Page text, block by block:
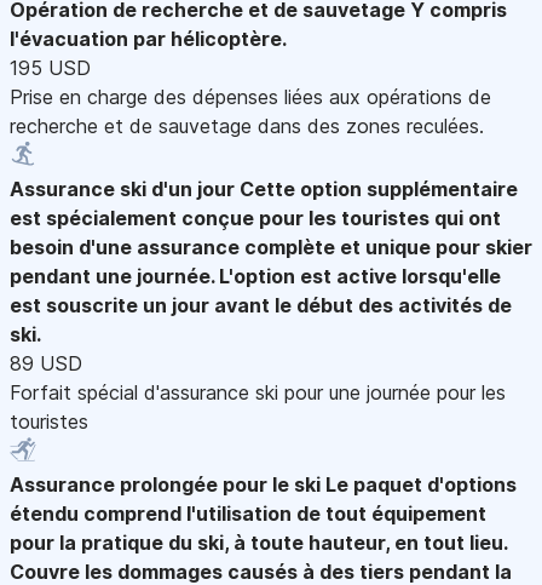
Opération de recherche et de sauvetage Y compris
l'évacuation par hélicoptère.
195 USD
Prise en charge des dépenses liées aux opérations de
recherche et de sauvetage dans des zones reculées.
Assurance ski d'un jour Cette option supplémentaire
est spécialement conçue pour les touristes qui ont
besoin d'une assurance complète et unique pour skier
pendant une journée. L'option est active lorsqu'elle
est souscrite un jour avant le début des activités de
ski.
89 USD
Forfait spécial d'assurance ski pour une journée pour les
touristes
Assurance prolongée pour le ski Le paquet d'options
étendu comprend l'utilisation de tout équipement
pour la pratique du ski, à toute hauteur, en tout lieu.
Couvre les dommages causés à des tiers pendant la